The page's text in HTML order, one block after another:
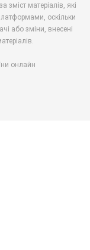
зміст матеріалів, які
оскільки
або зміни, внесені
онлайн